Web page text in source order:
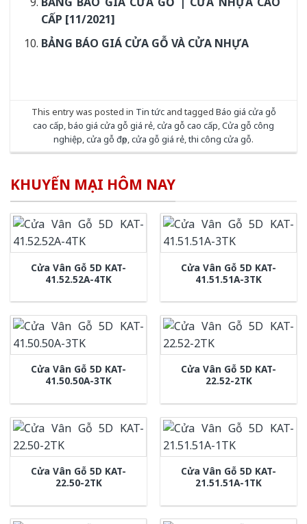
CẤP [11/2021]
BẢNG BÁO GIÁ CỬA GỖ VÀ CỬA NHỰA
This entry was posted in Tin tứcand tagged Báo giá cửa gỗ
cao cấp,báo giá cửa gỗ giá rẻ,cửa gỗ cao cấp,Cửa gỗ công
nghiệp,cửa gỗ đẹp,cửa gỗ giá rẻ,thi công cửa gỗ.
KHUYẾN MẠI HÔM NAY
Cửa Vân Gỗ 5D KAT-
41.52.52A-4TK
Cửa Vân Gỗ 5D KAT-
41.51.51A-3TK
Cửa Vân Gỗ 5D KAT-
41.50.50A-3TK
Cửa Vân Gỗ 5D KAT-
22.52-2TK
Cửa Vân Gỗ 5D KAT-
22.50-2TK
Cửa Vân Gỗ 5D KAT-
21.51.51A-1TK